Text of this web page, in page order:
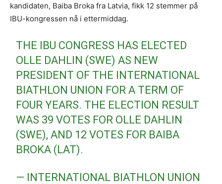
kandidaten, Baiba Broka fra Latvia, fikk 12 stemmer på
IBU-kongressen nå i ettermiddag.
THE IBU CONGRESS HAS ELECTED
OLLE DAHLIN (SWE) AS NEW
PRESIDENT OF THE INTERNATIONAL
BIATHLON UNION FOR A TERM OF
FOUR YEARS. THE ELECTION RESULT
WAS 39 VOTES FOR OLLE DAHLIN
(SWE), AND 12 VOTES FOR BAIBA
BROKA (LAT).
— INTERNATIONAL BIATHLON UNION